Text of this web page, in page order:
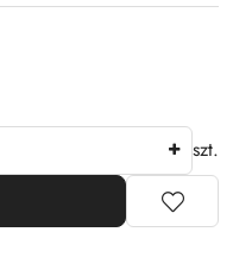
szt.